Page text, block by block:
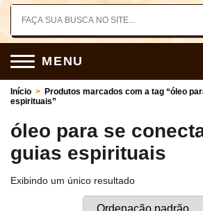
MENU
Início > Produtos marcados com a tag “óleo
espirituais”
óleo para se
guias espirituais
Exibindo um único resultado